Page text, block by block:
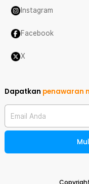
Instagram
Facebook
X
Dapatkan penawaran
Email Anda